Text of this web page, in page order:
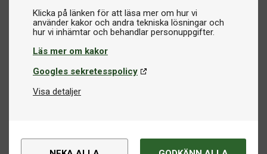
Klicka på länken för att läsa mer om hur vi
använder kakor och andra tekniska lösningar och
Läs mer om kakor
Googles sekretesspolicy
Visa detaljer